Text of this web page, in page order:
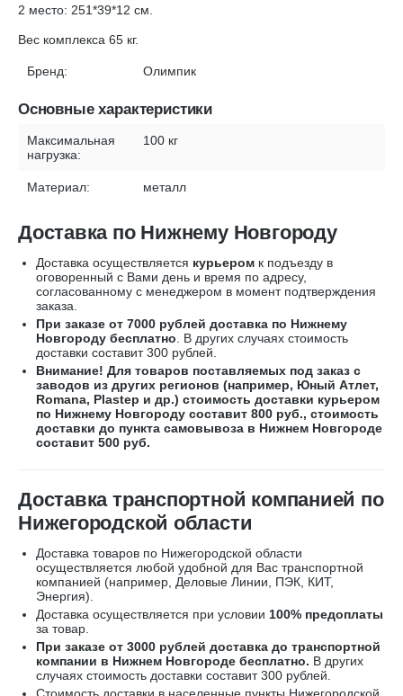
2 место: 251*39*12 см.
Вес комплекса 65 кг.
Бренд: Олимпик
Основные характеристики
Максимальная
нагрузка:
100 кг
Материал: металл
Доставка по Нижнему Новгороду
Доставка осуществляется курьером к подъезду в
оговоренный с Вами день и время по адресу,
согласованному с менеджером в момент подтверждения
заказа.
При заказе от 7000 рублей доставка по Нижнему
Новгороду бесплатно . В других случаях стоимость
доставки составит 300 рублей.
Внимание! Для товаров поставляемых под заказ с
заводов из других регионов (например, Юный Атлет,
Romana, Plastep и др.) стоимость доставки курьером
по Нижнему Новгороду составит 800 руб., стоимость
доставки до пункта самовывоза в Нижнем Новгороде
составит 500 руб.
Доставка транспортной компанией по
Нижегородской области
Доставка товаров по Нижегородской области
осуществляется любой удобной для Вас транспортной
компанией (например, Деловые Линии, ПЭК, КИТ,
Энергия).
Доставка осуществляется при условии 100% предоплаты
за товар.
При заказе от 3000 рублей доставка до транспортной
компании в Нижнем Новгороде бесплатно. В других
случаях стоимость доставки составит 300 рублей.